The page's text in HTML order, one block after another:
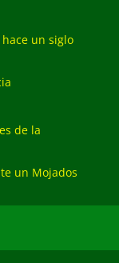
un siglo
de la
un Mojados